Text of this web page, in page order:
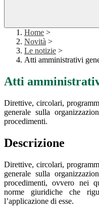
Home >
Novità >
Le notizie >
Atti amministrativi
Atti
Direttive, circolari,
generale sulla
procedimenti.
Descrizione
Direttive, circolari,
generale sulla
procedimenti, ovvero nei
norme giuridiche che
l’applicazione di esse.